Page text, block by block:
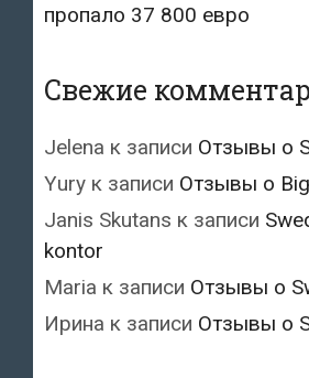
пропало 37 800 евро
Свежие
Jelena к записи Отзывы о
Yury к записи Отзывы о
Janis Skutans к записи
kontor
Maria к записи Отзывы о
Ирина к записи Отзывы о